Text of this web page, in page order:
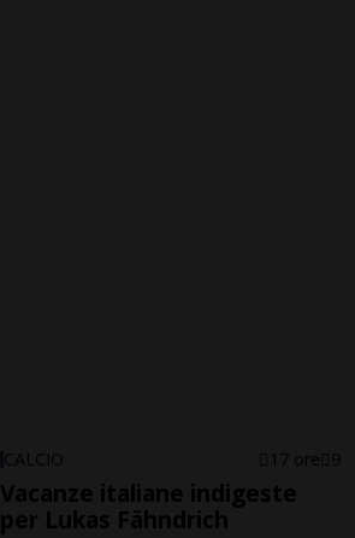
CALCIO 17 ore 9
Vacanze italiane indigeste
per Lukas Fähndrich